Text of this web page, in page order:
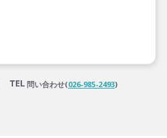
問い合わせ(026-985-2493)